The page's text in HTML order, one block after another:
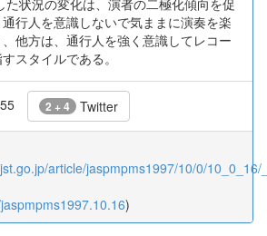
た状況の変化は、演者の二極化傾向を促
行人を意識しないで気ままに演奏を楽
他方は、通行人を強く意識してレコー
スタイルである。
2 + 4 Twitter
article/jaspmpms1997/10/0/10_0_16/
)